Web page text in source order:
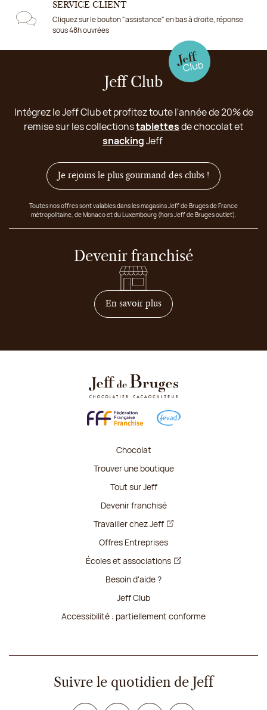
SERVICE CLIENT
Cliquez sur le bouton "assistance" en bas à droite, réponse
sous 48h ouvrées
Jeff Club
Intégrez le Jeff Club et profitez toute l'année de 20% de
remise sur les collectionstablettesde chocolat et
snackingJeff
Je rejoins le plus gourmand des clubs !
Toutes nos offres sont valables dans les magasins Jeff de Bruges de France
métropolitaine, de Monaco et du Luxembourg (hors Jeff de Bruges outlet).
Devenir franchisé
En savoir plussur comment devenir
Chocolat
Trouver une boutique
Tout sur Jeff
Devenir franchisé
Travailler chez Jeff
Offres Entreprises
Écoles et associations
Besoin d'aide ?
Jeff Club
Accessibilité : partiellement conforme
Suivre le quotidien de Jeff